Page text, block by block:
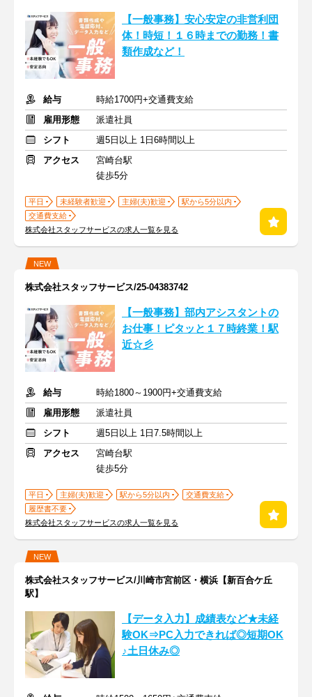
【一般事務】安心安定の非営利団
体！時短！１６時までの勤務！書
類作成など！
給与
時給1700円+交通費支給
雇用形態
派遣社員
シフト
週5日以上 1日6時間以上
アクセス
宮崎台駅
徒歩5分
平日 未経験者歓迎 主婦(夫)歓迎
駅から5分以内
交通費支給
株式会社スタッフサービスの求人一覧を見る
NEW
株式会社スタッフサービス/25-04383742
【一般事務】部内アシスタントの
お仕事！ピタッと１７時終業！駅
近☆彡
給与
時給1800～1900円+交通費支給
雇用形態
派遣社員
シフト
週5日以上 1日7.5時間以上
アクセス
宮崎台駅
徒歩5分
平日 主婦(夫)歓迎 駅から5分以内
交通費支給
履歴書不要
株式会社スタッフサービスの求人一覧を見る
NEW
株式会社スタッフサービス/川崎市宮前区・横浜【新百合ケ丘
駅】
【データ入力】成績表など★未経
験OK⇒PC入力できれば◎短期OK
♪土日休み◎